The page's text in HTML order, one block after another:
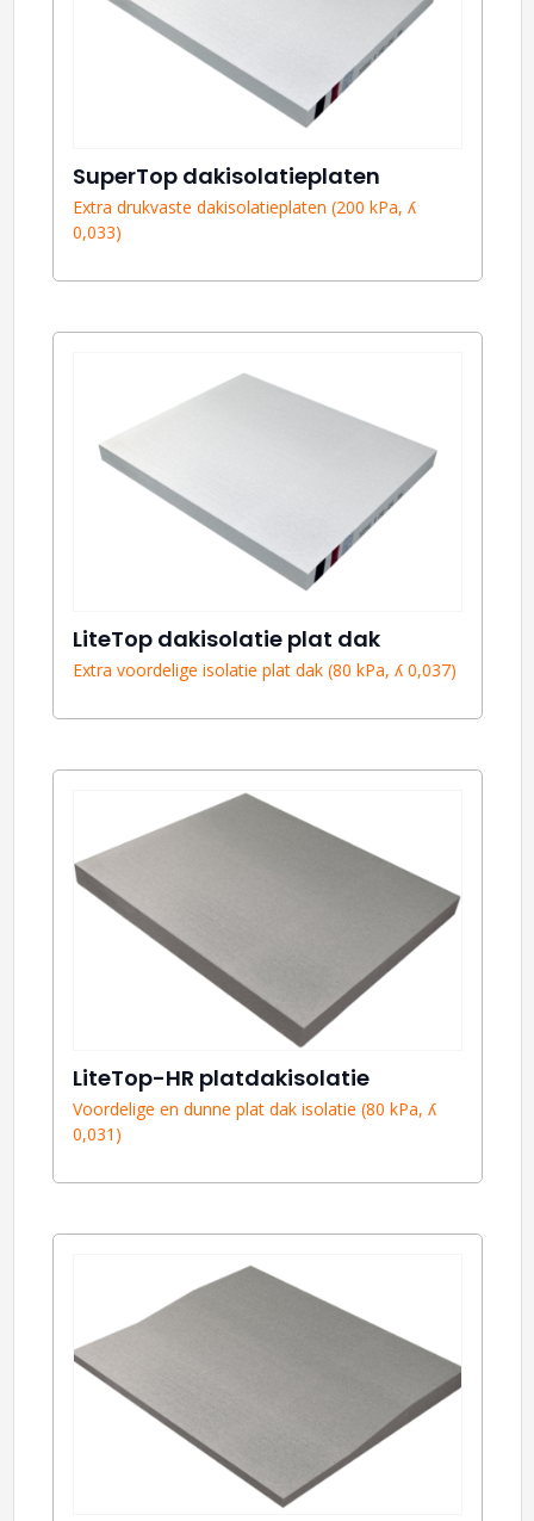
SuperTop dakisolatieplaten
Extra drukvaste dakisolatieplaten (200 kPa, ʎ
0,033)
LiteTop dakisolatie plat dak
Extra voordelige isolatie plat dak (80 kPa, ʎ 0,037)
LiteTop-HR platdakisolatie
Voordelige en dunne plat dak isolatie (80 kPa, ʎ
0,031)